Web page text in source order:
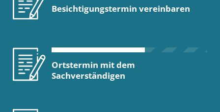
Besichtigungstermin vereinbaren
Ortstermin mit dem
Sachverständigen